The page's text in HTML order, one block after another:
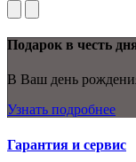
Подарок в честь
В Ваш день
Узнать подробнее
Гарантия и сервис